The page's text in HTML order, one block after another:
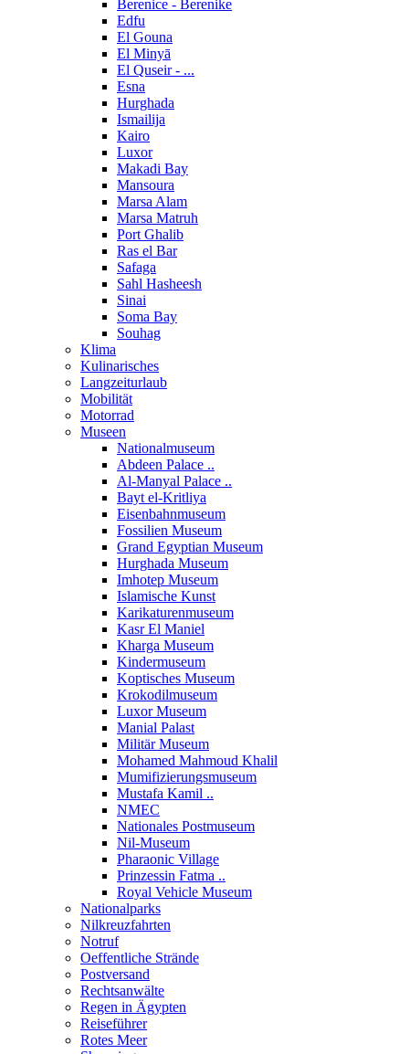
Berenice - Berenike
Edfu
El Gouna
El Minyā
El Quseir - ...
Esna
Hurghada
Ismailija
Kairo
Luxor
Makadi Bay
Mansoura
Marsa Alam
Marsa Matruh
Port Ghalib
Ras el Bar
Safaga
Sahl Hasheesh
Sinai
Soma Bay
Souhag
Klima
Kulinarisches
Langzeiturlaub
Mobilität
Motorrad
Museen
Nationalmuseum
Abdeen Palace ..
Al-Manyal Palace ..
Bayt el-Kritliya
Eisenbahnmuseum
Fossilien Museum
Grand Egyptian Museum
Hurghada Museum
Imhotep Museum
Islamische Kunst
Karikaturenmuseum
Kasr El Maniel
Kharga Museum
Kindermuseum
Koptisches Museum
Krokodilmuseum
Luxor Museum
Manial Palast
Militär Museum
Mohamed Mahmoud Khalil
Mumifizierungsmuseum
Mustafa Kamil ..
NMEC
Nationales Postmuseum
Nil-Museum
Pharaonic Village
Prinzessin Fatma ..
Royal Vehicle Museum
Nationalparks
Nilkreuzfahrten
Notruf
Oeffentliche Strände
Postversand
Rechtsanwälte
Regen in Ägypten
Reiseführer
Rotes Meer